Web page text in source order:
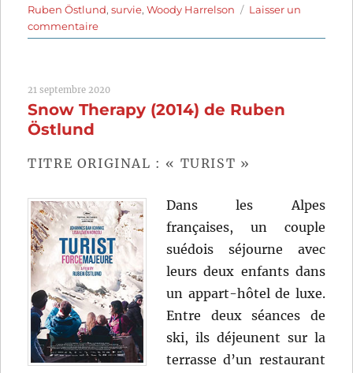
Ruben Östlund,survie,Woody Harrelson
Laisser un
commentairesur
Sans
de
Ruben
21 septembre 2020
Snow Therapy (2014) de Ruben
Östlund
TITRE ORIGINAL : « TURIST »
Dans les Alpes
françaises, un couple
suédois séjourne avec
leurs deux enfants dans
un appart-hôtel de luxe.
Entre deux séances de
ski, ils déjeunent sur la
terrasse d’un restaurant